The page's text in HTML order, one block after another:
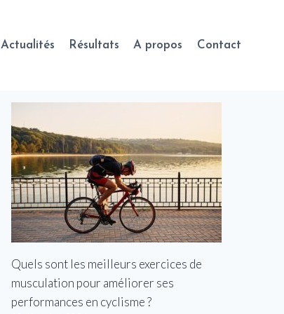
Actualités Résultats A propos Contact
Quels sont les meilleurs exercices de
musculation pour améliorer ses
performances en cyclisme ?